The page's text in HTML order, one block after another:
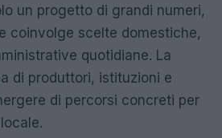
un progetto di grandi numeri,
coinvolge scelte domestiche,
quotidiane. La
di produttori, istituzioni e
di percorsi concreti per